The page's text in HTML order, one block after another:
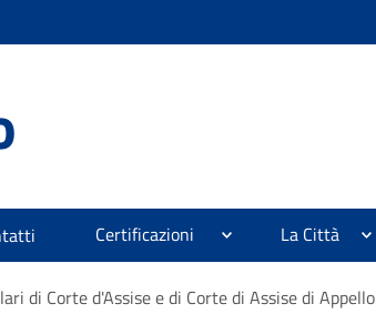
Certificazioni La Città
di Corte d'Assise e di Corte di Assise di Appello